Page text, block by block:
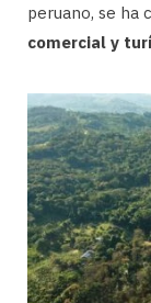
peruano, se ha
comercial y